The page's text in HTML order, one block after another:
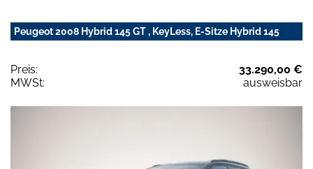
Peugeot 2008 Hybrid 145 GT , KeyLess, E-Sitze Hybrid 145
Preis:
33.290,00 €
MWSt:
ausweisbar